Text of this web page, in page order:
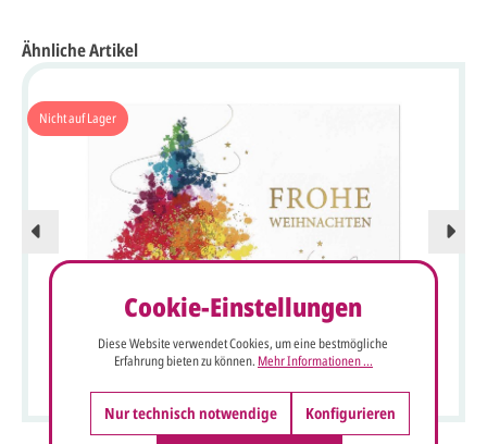
Ähnliche Artikel
Nicht auf Lager
Internationale, bunte Weihnachtskarte mit Spendenanteil:
Kinder-Not-Hilfe
Cookie-Einstellungen
Diese Website verwendet Cookies, um eine bestmögliche
Erfahrung bieten zu können. Mehr Informationen ...
Nur technisch notwendige Konfigurieren